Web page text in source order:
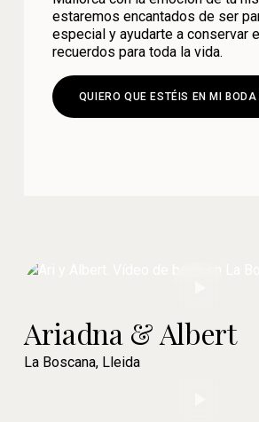
estaremos encantados de ser
especial y ayudarte a conservar
recuerdos para toda la vida.
QUIERO QUE ESTÉIS EN MI BODA
Ariadna & Albert
La Boscana, Lleida